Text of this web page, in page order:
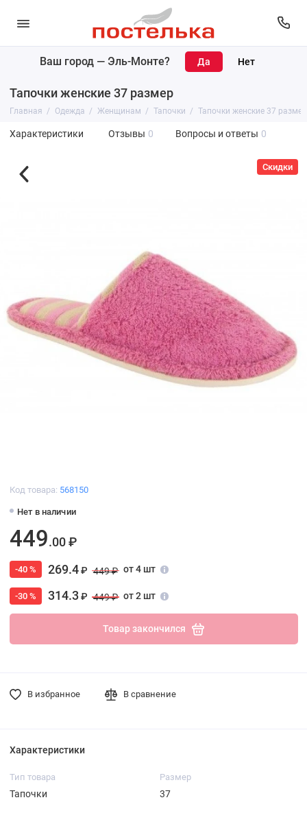
Ваш город — Эль-Монте?
Тапочки женские 37 размер
Главная Одежда Женщинам Тапочки Тапочки женские 37 размер
Характеристики Отзывы 0 Вопросы и ответы 0
Скидки
Код товара: 568150
Нет в наличии
449.00 ₽
-40 % 269.4₽ 449 ₽ от 4 шт
-30 % 314.3₽ 449 ₽ от 2 шт
Товар закончился
В избранное В сравнение
Характеристики
Тип товара
Тапочки
Размер
37